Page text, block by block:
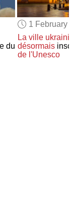
du
1 February
La ville
désormais
de l'Unesco